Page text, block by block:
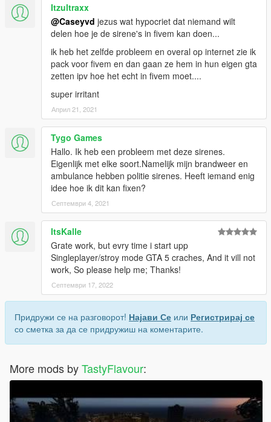
Itzultraxx
@Caseyvd jezus wat hypocriet dat niemand wilt
delen hoe je de sirene's in fivem kan doen...
ik heb het zelfde probleem en overal op internet zie ik
pack voor fivem en dan gaan ze hem in hun eigen gta
zetten ipv hoe het echt in fivem moet....
super irritant
Април 21, 2021
Tygo Games
Hallo. Ik heb een probleem met deze sirenes.
Eigenlijk met elke soort.Namelijk mijn brandweer en
ambulance hebben politie sirenes. Heeft iemand enig
idee hoe ik dit kan fixen?
Септември 4, 2021
ItsKalle
Grate work, but evry time i start upp
Singleplayer/stroy mode GTA 5 craches, And it vill not
work, So please help me; Thanks!
Септември 17, 2022
Придружи се на разговорот! Најави Се или Регистрирај се
со сметка за да се придружиш на коментарите.
More mods byTastyFlavour: